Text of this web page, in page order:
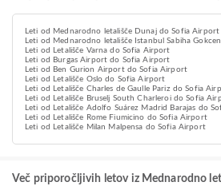
Leti od Mednarodno letališče Dunaj do Sofia Airport
Leti od Mednarodno letališče Istanbul Sabiha
Leti od Letališče Varna do Sofia Airport
Leti od Burgas Airport do Sofia Airport
Leti od Ben Gurion Airport do Sofia Airport
Leti od Letališče Oslo do Sofia Airport
Leti od Letališče Charles de Gaulle Pariz do Sofia
Leti od Letališče Bruselj South Charleroi do Sofia
Leti od Letališče Adolfo Suárez Madrid Barajas do
Leti od Letališče Rome Fiumicino do Sofia Airport
Leti od Letališče Milan Malpensa do Sofia Airport
Več priporočljivih letov iz Mednarodno